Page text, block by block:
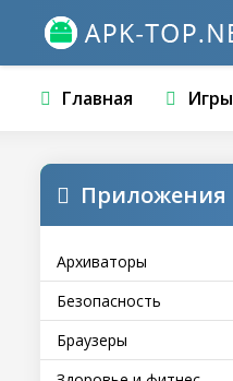
Главная Игры
Приложения
Архиваторы
Безопасность
Браузеры